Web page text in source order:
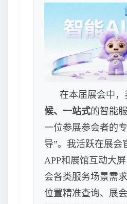
在本届展会中，
候、一站式的智能
一位参展参会者的
导”。我活跃在展会
APP和展馆互动大
会各类服务场景需
位置精准查询、展